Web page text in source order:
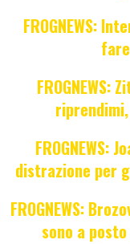
FROGNEWS:
FROGNEWS:
distrazione per
FROGNEWS:
sono a